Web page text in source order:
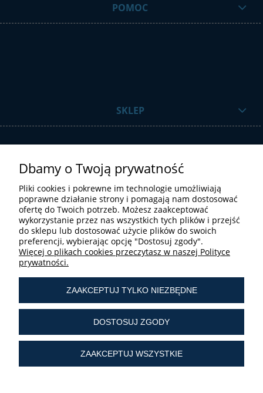
POMOC
SKLEP
STREFA UŻYTKOWNIKA
tel.:+ 48 603 190 513
tel.:+ 48 41 361 25 21
e-mail:sklep@liturgiczny.pl
Dbamy o Twoją prywatność
Pliki cookies i pokrewne im technologie umożliwiają
poprawne działanie strony i pomagają nam dostosować
ofertę do Twoich potrzeb. Możesz zaakceptować
wykorzystanie przez nas wszystkich tych plików i przejść
do sklepu lub dostosować użycie plików do swoich
preferencji, wybierając opcję "Dostosuj zgody".
Więcej o plikach cookies przeczytasz w naszej Polityce
prywatności.
ZAAKCEPTUJ TYLKO NIEZBĘDNE
DOSTOSUJ ZGODY
ZAAKCEPTUJ WSZYSTKIE